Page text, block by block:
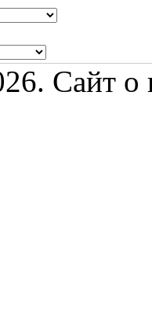
Сайт о